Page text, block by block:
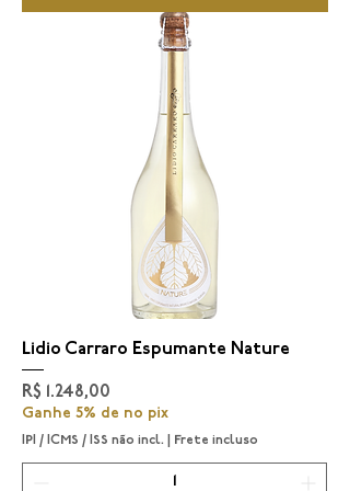
Lidio Carraro Espumante Nature
Preço
R$ 1.248,00
Ganhe 5% de no pix
IPI / ICMS / ISS não incl. Frete incluso